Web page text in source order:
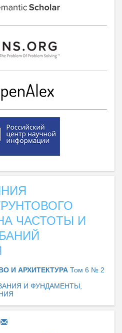
ЧАСТОТЫ И
И АРХИТЕКТУРА Том 6 № 2
И ФУНДАМЕНТЫ,